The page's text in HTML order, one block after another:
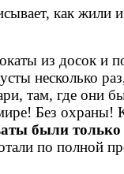
как жили
из досок и
несколько
там, где они
Без
были
по полной